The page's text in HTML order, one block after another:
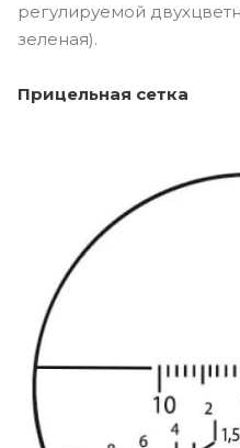
регулируемой
зеленая).
Прицельная сетка